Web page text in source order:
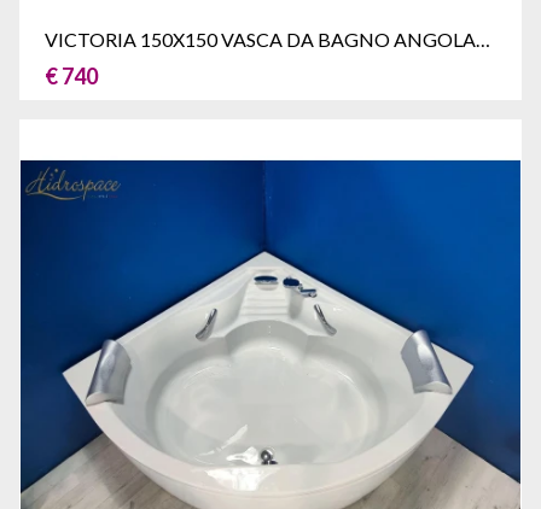
VICTORIA 150X150 VASCA DA BAGNO ANGOLARE
€ 740